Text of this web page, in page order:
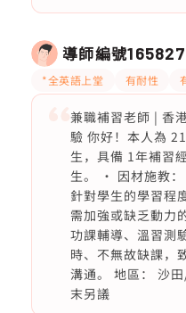
導師編號165827
*全英語上堂 有耐性
兼職補習老師 | 香
驗 你好！本人為
生，具備 1年補習
生。 • 因材施教
針對學生的學習程
需加強或缺乏動力
功課輔導、溫習測
時、不無故缺課，
溝通。 地區： 沙
末另議